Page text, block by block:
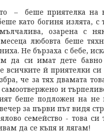
– беше приятелка на
като богиня излята, с
озарена с
любовта беше
Не бързаха с бебе,
да си имат дете
й приятелки
че за тях двамата
и
беше подложен на не
за първи път видя
семейство - това
да се къпя и лягам!